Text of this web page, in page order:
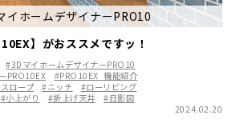
イホームデザイナーPRO10
】がおススメですッ！
#3DマイホームデザイナーPRO10
PRO10EX
#PRO10EX_機能紹介
ロープ #ニッチ
#ローリビング
#小上がり #折上げ天井
#日影図
2024.02.20